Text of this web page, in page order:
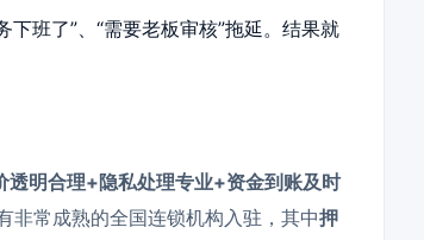
下班了”、“需要老板审核”拖延。结果就
透明合理+隐私处理专业+资金到账及时
非常成熟的全国连锁机构入驻，其中押